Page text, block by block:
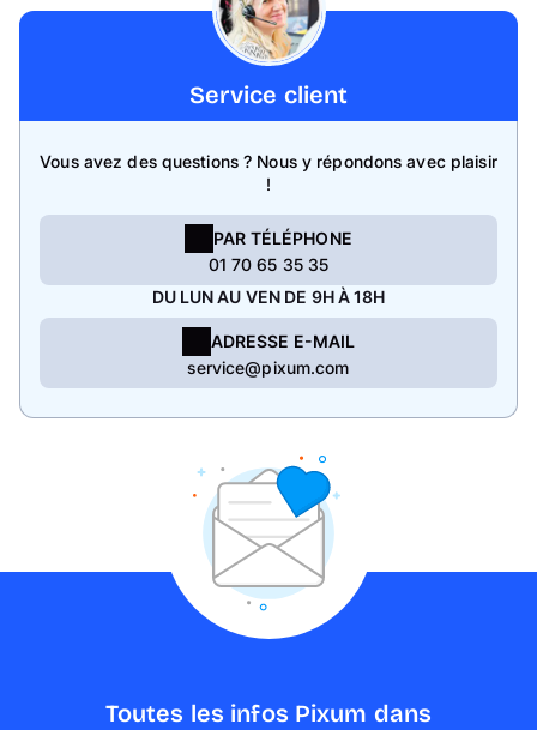
Service client
Vous avez des questions ? Nous y répondons avec plaisir
!
PAR TÉLÉPHONE
01 70 65 35 35
DU LUN AU VEN DE 9H À 18H
ADRESSE E-MAIL
service@pixum.com
Toutes les infos Pixum dans